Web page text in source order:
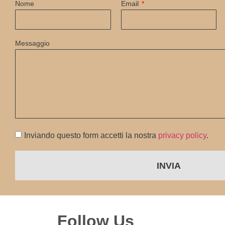
Nome Email
Messaggio
Inviando questo form accetti la nostra privacy policy.
INVIA
Follow Us